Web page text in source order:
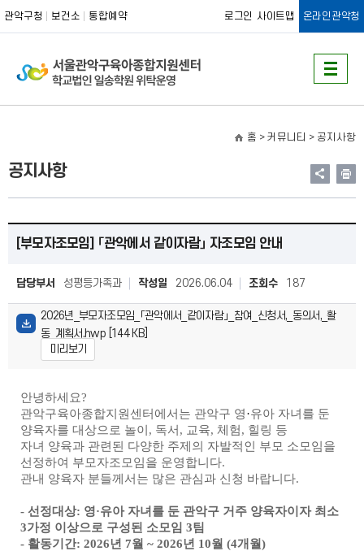
관악구청 보건소 통합예약 로그인 사이트맵 온라인관악청
홈 > 커뮤니티 > 공지사항
공지사항
[부모자조모임] 「관악에서 같이자람」 자조모임 안내
담당부서 성평등가족과 작성일 2026.06.04 조회수 187
2026년_부모자조모임_「관악에서_같이자람」_참여_신청서,_동의서,_활
동_계획서.hwp [144 KB]
미리보기
안녕하세요?
관악구육아종합지원센터에서는 관악구 영·유아 자녀를 둔
양육자를 대상으로 놀이, 독서, 교육, 체험, 힐링 등
자녀 양육과 관련된 다양한 주제의 자발적인 부모 소모임을
선정하여 부모자조모임을 운영합니다.
관내 양육자 분들께서는 많은 관심과 신청 바랍니다.
- 선정대상: 영·유아 자녀를 둔 관악구 거주 양육자이자 최소
3가정 이상으로 구성된 소모임 3팀
- 활동기간: 2026년 7월 ~ 2026년 10월 (4개월)